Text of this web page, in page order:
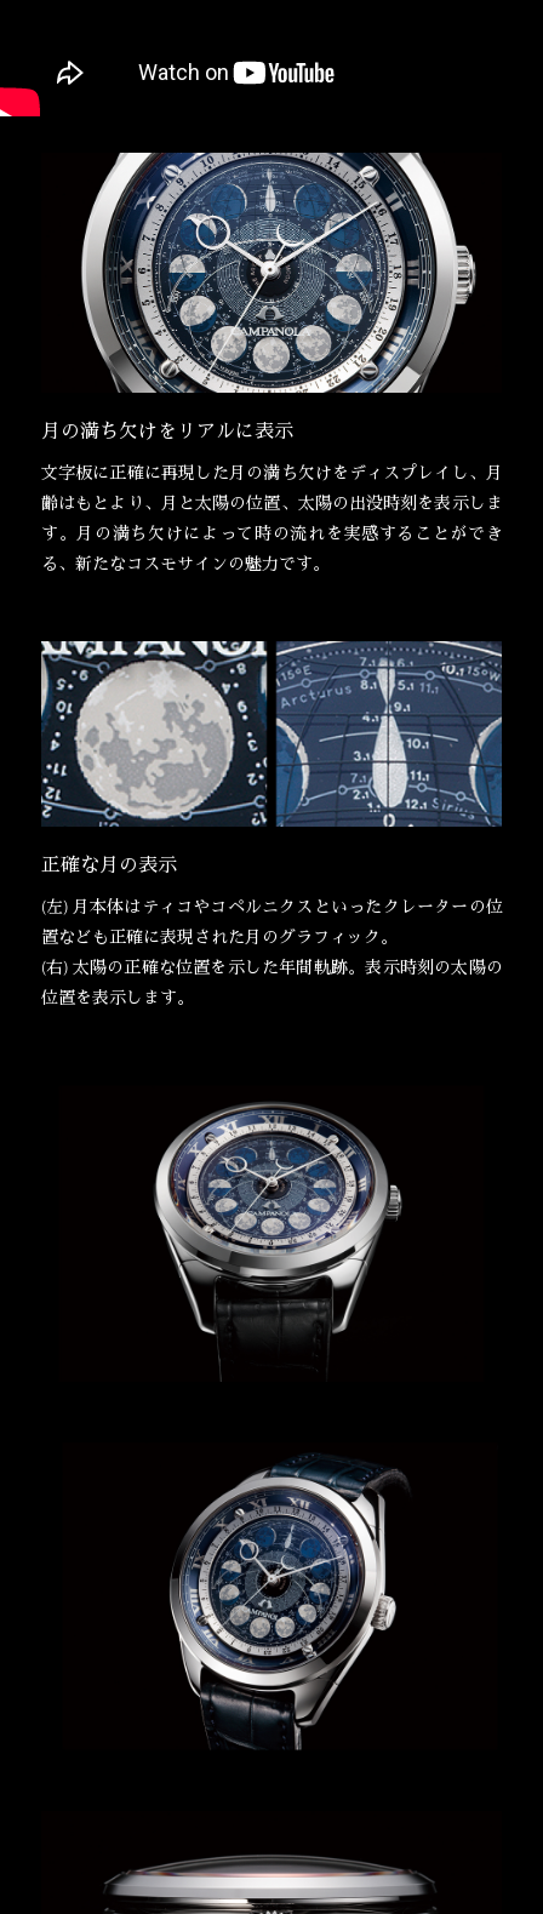
月の満ち欠けをリアルに表示
文字板に正確に再現した月の満ち欠けをディスプレイし、月
齢はもとより、月と太陽の位置、太陽の出没時刻を表示しま
す。月の満ち欠けによって時の流れを実感することができ
る、新たなコスモサインの魅力です。
正確な月の表示
(左) 月本体はティコやコペルニクスといったクレーターの位
置なども正確に表現された月のグラフィック。
(右) 太陽の正確な位置を示した年間軌跡。表示時刻の太陽の
位置を表示します。